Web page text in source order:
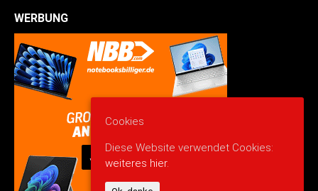
WERBUNG
Cookies
Diese Website verwendet Cookies:
weiteres hier.